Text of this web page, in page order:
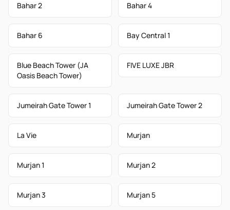
Bahar 2 Bahar 4
Bahar 6 Bay Central 1
Blue Beach Tower (JA
Oasis Beach Tower)
FIVE LUXE JBR
Jumeirah Gate Tower 1 Jumeirah Gate Tower 2
La Vie Murjan
Murjan 1 Murjan 2
Murjan 3 Murjan 5